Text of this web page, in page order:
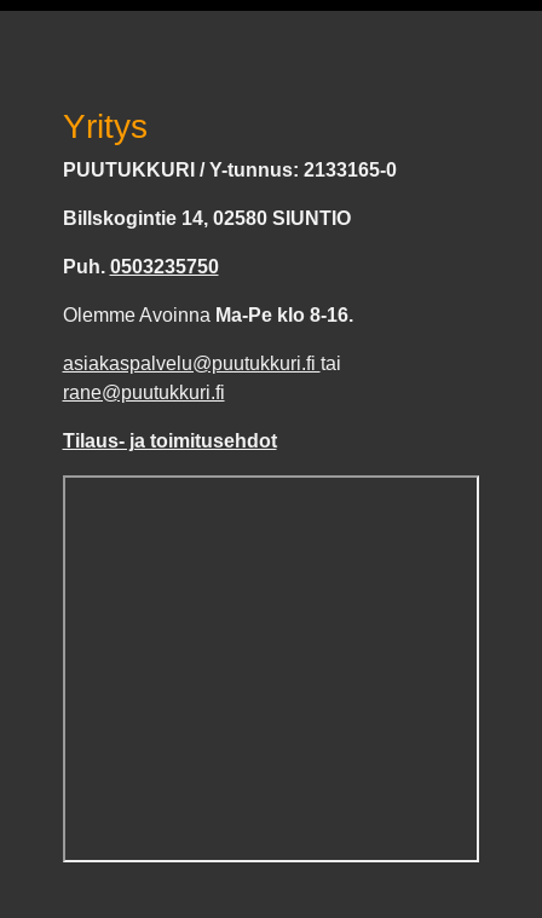
Yritys
PUUTUKKURI / Y-tunnus: 2133165-0
Billskogintie 14, 02580 SIUNTIO
Puh. 0503235750
Olemme Avoinna Ma-Pe klo 8-16.
asiakaspalvelu@puutukkuri.fi tai
rane@puutukkuri.fi
Tilaus- ja toimitusehdot